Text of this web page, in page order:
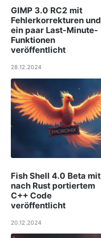
GIMP 3.0 RC2 mit
Fehlerkorrekturen und
ein paar Last-Minute-
Funktionen
veröffentlicht
28.12.2024
Fish Shell 4.0 Beta mit
nach Rust portiertem
C++ Code
veröffentlicht
20.12.2024